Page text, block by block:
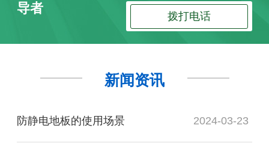
导者
拨打电话
新闻资讯
防静电地板的使用场景 2024-03-23